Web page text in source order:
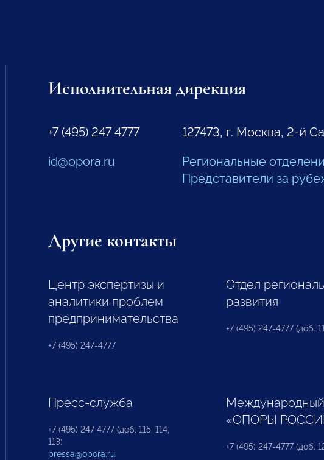
Исполнительная дирекция
+7 (495) 247 4777
id@opora.ru
127473, г. Москва, 2-й
Региональные
Представители за
Другие контакты
Центр экспертизы и
аналитики проблем
предпринимательства
+7 (495) 247-4777
Отдел
развития
+7 (495) 247-4777 (доб.
Пресс-служба
+7 (495) 247 4777 (доб. 115, 114,
113)
pressa@opora.ru
Международный
«ОПОРЫ
+7 (495) 247-4777 (доб.